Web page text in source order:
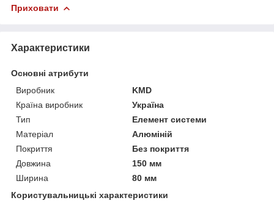
Приховати
Характеристики
Основні атрибути
Виробник
KMD
Країна виробник
Україна
Тип
Елемент системи
Матеріал
Алюміній
Покриття
Без покриття
Довжина
150 мм
Ширина
80 мм
Користувальницькі характеристики